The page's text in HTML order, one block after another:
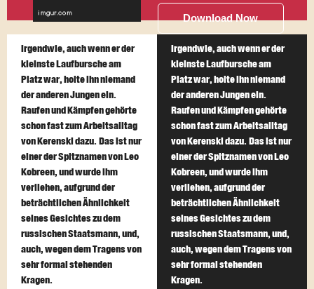
Download Now
Irgendwie, auch wenn er der
kleinste Laufbursche am
Platz war, holte ihn niemand
der anderen Jungen ein.
Raufen und Kämpfen gehörte
schon fast zum Arbeitsalltag
von Kerenski dazu. Das ist nur
einer der Spitznamen von Leo
Kobreen, und wurde ihm
verliehen, aufgrund der
beträchtlichen Ähnlichkeit
seines Gesichtes zu dem
russischen Staatsmann, und,
auch, wegen dem Tragens von
sehr formal stehenden
Kragen.
Irgendwie, auch wenn er der
kleinste Laufbursche am
Platz war, holte ihn niemand
der anderen Jungen ein.
Raufen und Kämpfen gehörte
schon fast zum Arbeitsalltag
von Kerenski dazu. Das ist nur
einer der Spitznamen von Leo
Kobreen, und wurde ihm
verliehen, aufgrund der
beträchtlichen Ähnlichkeit
seines Gesichtes zu dem
russischen Staatsmann, und,
auch, wegen dem Tragens von
sehr formal stehenden
Kragen.